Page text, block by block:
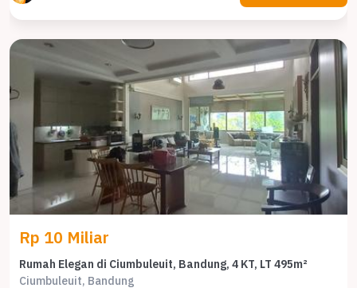
Rp 10 Miliar
Rumah Elegan di Ciumbuleuit, Bandung, 4 KT, LT 495m²
Ciumbuleuit, Bandung